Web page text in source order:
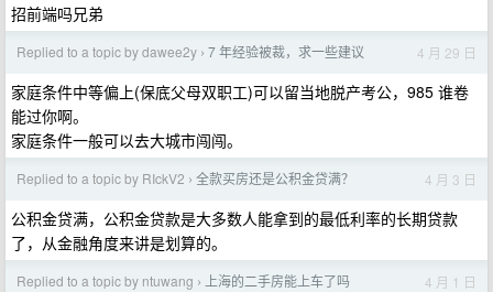
招前端吗兄弟
Replied to a topic by dawee2y › 7 年经验被裁，求一些建议 4 月 29 日
家庭条件中等偏上(保底父母双职工)可以留当地脱产考公，985 谁卷
能过你啊。
家庭条件一般可以去大城市闯闯。
Replied to a topic by RIckV2 › 全款买房还是公积金贷满？ 4 月 3 日
公积金贷满，公积金贷款是大多数人能拿到的最低利率的长期贷款
了，从金融角度来讲是划算的。
Replied to a topic by ntuwang › 上海的二手房能上车了吗 4 月 1 日